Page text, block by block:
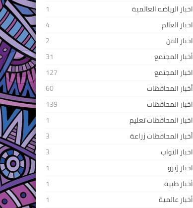
اخبار الرياضه العالمية
1
اخبار العالم
4
اخبار الفن
2
أخبار المجتمع
31
اخبار المجتمع
127
أخبار المحافظات
60
اخبار المحافظات
139
اخبار المحافظات تعليم
1
أخبار المحافظات زراعة
3
اخبار النواب
3
اخبار زيزو
1
أخبار طبية
1
أخبار عالمية
1